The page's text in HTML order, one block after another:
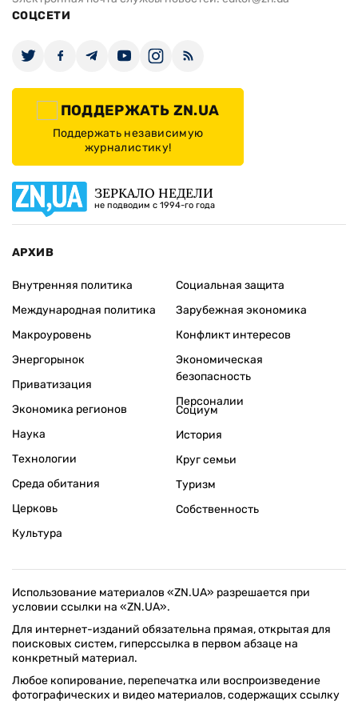
СОЦСЕТИ
ПОДДЕРЖАТЬ ZN.UA
Поддержать независимую
журналистику!
ЗЕРКАЛО НЕДЕЛИ
не подводим с 1994-го года
АРХИВ
Внутренняя политика
Международная политика
Макроуровень
Энергорынок
Приватизация
Экономика регионов
Социальная защита
Зарубежная экономика
Конфликт интересов
Экономическая
безопасность
Персоналии
Наука
Технологии
Среда обитания
Церковь
Культура
Социум
История
Круг семьи
Туризм
Собственность
Использование материалов «ZN.UA» разрешается при
условии ссылки на «ZN.UA».
Для интернет-изданий обязательна прямая, открытая для
поисковых систем, гиперссылка в первом абзаце на
конкретный материал.
Любое копирование, перепечатка или воспроизведение
фотографических и видео материалов, содержащих ссылку